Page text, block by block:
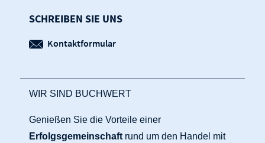
SCHREIBEN SIE UNS
Kontaktformular
WIR SIND BUCHWERT
Genießen Sie die Vorteile einer
Erfolgsgemeinschaft rund um den Handel mit